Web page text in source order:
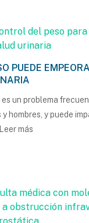
PUEDE
un problema
hombres, y puede
Leer más